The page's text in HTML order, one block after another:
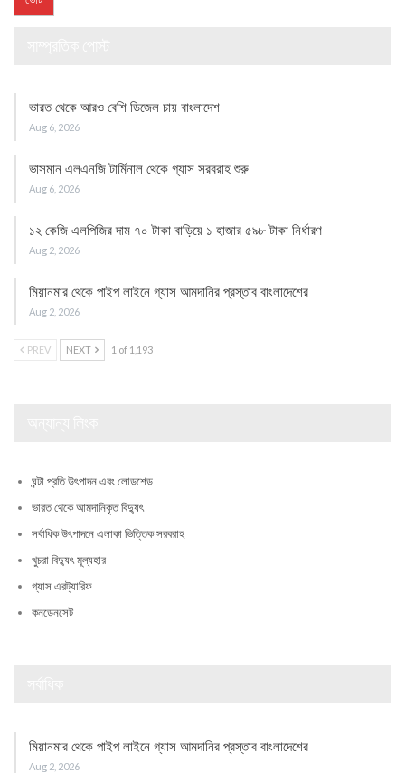
ভারত থেকে আরও বেশি ডিজেল চায় বাংলাদেশ
Aug 6, 2026
ভাসমান এলএনজি টার্মিনাল থেকে গ্যাস সরবরাহ শুরু
Aug 6, 2026
১২ কেজি এলপিজির দাম ৭০ টাকা বাড়িয়ে ১ হাজার ৫৯৮ টাকা নির্ধারণ
Aug 2, 2026
মিয়ানমার থেকে পাইপ লাইনে গ্যাস আমদানির প্রস্তাব বাংলাদেশের
Aug 2, 2026
PREV NEXT 1 of 1,193
ঘন্টা প্রতি উৎপাদন এবং লোডশেড
ভারত থেকে আমদানিকৃত বিদ্যুৎ
সর্বাধিক উৎপাদনে এলাকা ভিত্তিক সরবরাহ
খুচরা বিদ্যুৎ মূল্যহার
গ্যাস এরট্যারিফ
কনডেনসেট
মিয়ানমার থেকে পাইপ লাইনে গ্যাস আমদানির প্রস্তাব বাংলাদেশের
Aug 2, 2026